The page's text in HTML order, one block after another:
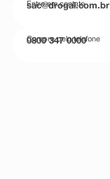
Entre em contato
sac@drogal.com.br
Compre pelo telefone
0800 347 0000